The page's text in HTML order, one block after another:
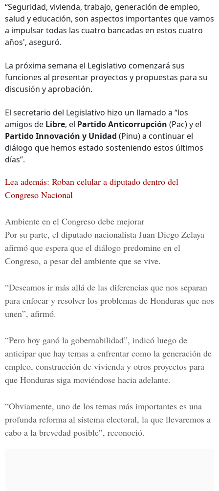
“Seguridad, vivienda, trabajo, generación de empleo,
salud y educación, son aspectos importantes que vamos
a impulsar todas las cuatro bancadas en estos cuatro
años', aseguró.
La próxima semana el Legislativo comenzará sus
funciones al presentar proyectos y propuestas para su
discusión y aprobación.
El secretario del Legislativo hizo un llamado a “los
amigos de Libre, el Partido Anticorrupción (Pac) y el
Partido Innovación y Unidad (Pinu) a continuar el
diálogo que hemos estado sosteniendo estos últimos
días”.
Lea además: Roban celular a diputado dentro del
Congreso Nacional
Ambiente en el Congreso debe mejorar
Por su parte, el diputado nacionalista Juan Diego Zelaya
afirmó que espera que el diálogo predomine en el
Congreso, a pesar del ambiente que se vive.
“Deseamos ir más allá de las diferencias que nos separan
para enfocar y resolver los problemas de Honduras que nos
unen”, afirmó.
“Pero hoy ganó la gobernabilidad”, indicó luego de
anticipar que hay temas a enfrentar como la generación de
empleo, construcción de vivienda y otros proyectos para
que Honduras siga moviéndose hacia adelante.
“Obviamente, uno de los temas más importantes es una
profunda reforma al sistema electoral, la que llevaremos a
cabo a la brevedad posible”, reconoció.